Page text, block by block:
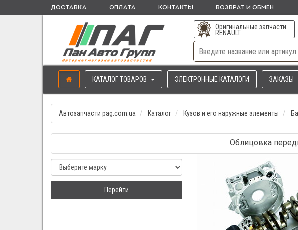
ДОСТАВКА ОПЛАТА КОНТАКТЫ ВОЗВРАТ И ОБМЕН
Оригинальные запчасти
RENAULT
КАТАЛОГ ТОВАРОВ ЭЛЕКТРОННЫЕ КАТАЛОГИ ЗАКАЗЫ
Автозапчасти pag.com.ua Каталог Кузов и его наружные элементы
Облицовка
Перейти